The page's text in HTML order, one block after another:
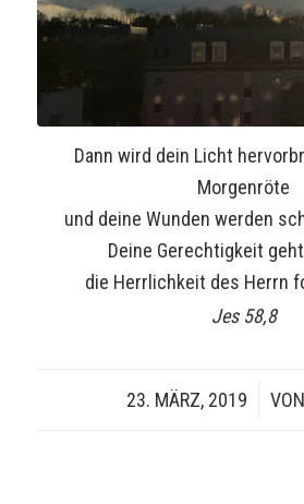
Dann wird dein Licht
Morgenröte
und deine Wunden werden
Deine Gerechtigkeit
die Herrlichkeit des Herrn
Jes 58,8
23. MÄRZ, 2019
/ VON